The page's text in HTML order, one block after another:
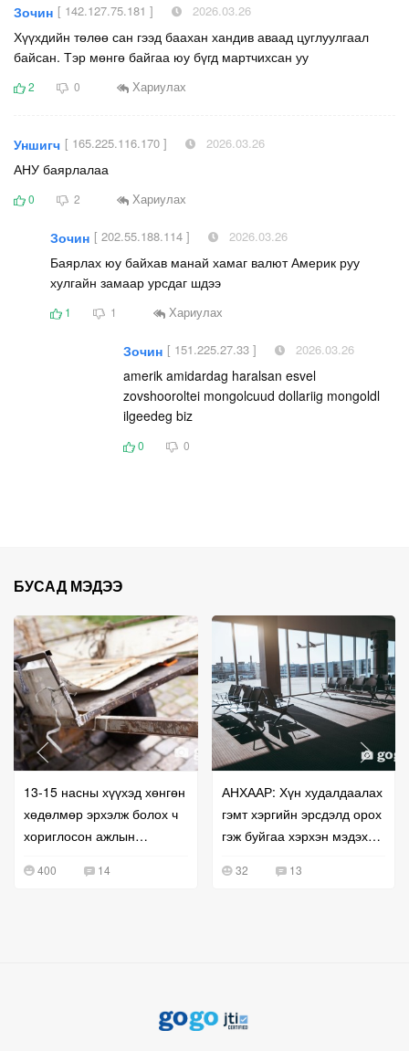
Зочин [ 142.127.75.181 ] 2026.03.26
Хүүхдийн төлөө сан гээд баахан хандив аваад цуглуулгаал
байсан. Тэр мөнгө байгаа юу бүгд мартчихсан уу
2 0 Хариулах
Уншигч [ 165.225.116.170 ] 2026.03.26
АНУ баярлалаа
0 2 Хариулах
Зочин [ 202.55.188.114 ] 2026.03.26
Баярлах юу байхав манай хамаг валют Америк руу
хулгайн замаар урсдаг шдээ
1 1 Хариулах
Зочин [ 151.225.27.33 ] 2026.03.26
amerik amidardag haralsan esvel
zovshooroltei mongolcuud dollariig mongoldl
ilgeedeg biz
0 0
БУСАД МЭДЭЭ
13-15 насны хүүхэд хөнгөн
хөдөлмөр эрхэлж болох ч
хориглосон ажлын
400 14
АНХААР: Хүн худалдаалах
гэмт хэргийн эрсдэлд орох
гэж буйгаа хэрхэн мэдэх
32 13